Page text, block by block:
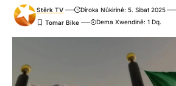
Stêrk TV
Dîroka Nûkirinê: 5. Sibat 2025
Dema Xwendinê: 1 Dq.